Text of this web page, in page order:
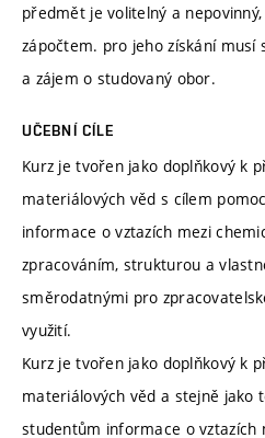
předmět je volitelný a
zápočtem. pro jeho získání
a zájem o studovaný obor.
UČEBNÍ CÍLE
Kurz je tvořen jako doplňkový k
materiálových věd s cílem
informace o vztazích mezi
zpracováním, strukturou a
směrodatnými pro
využití.
Kurz je tvořen jako doplňkový k
materiálových věd a stejně jako
studentům informace o vztazích